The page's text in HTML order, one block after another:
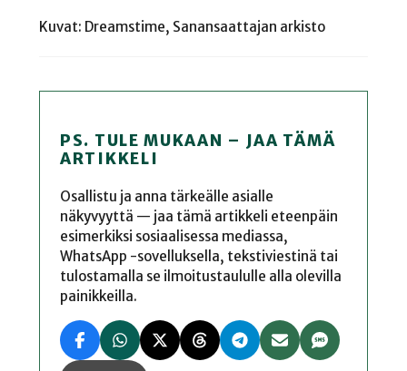
Kuvat: Dreamstime, Sanansaattajan arkisto
PS. TULE MUKAAN – JAA TÄMÄ
ARTIKKELI
Osallistu ja anna tärkeälle asialle
näkyvyyttä — jaa tämä artikkeli eteenpäin
esimerkiksi sosiaalisessa mediassa,
WhatsApp -sovelluksella, tekstiviestinä tai
tulostamalla se ilmoitustaululle alla olevilla
painikkeilla.